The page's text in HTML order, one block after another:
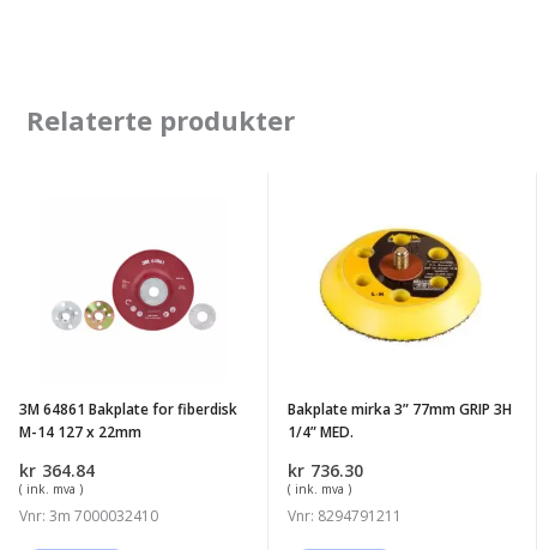
Relaterte produkter
fiberdisk
127
22mm
3M 64861 Bakplate for fiberdisk
M-14 127 x 22mm
kr 364.84
( ink. mva )
Vnr: 3m 7000032410
77mm
MED.
Bakplate mirka 3” 77mm GRIP 3H
1/4” MED.
kr 736.30
( ink. mva )
Vnr: 8294791211